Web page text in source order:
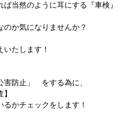
当然のように耳にする『車検』
か気になりませんか？
たします！
防止」 をする為に、
かチェックをします！